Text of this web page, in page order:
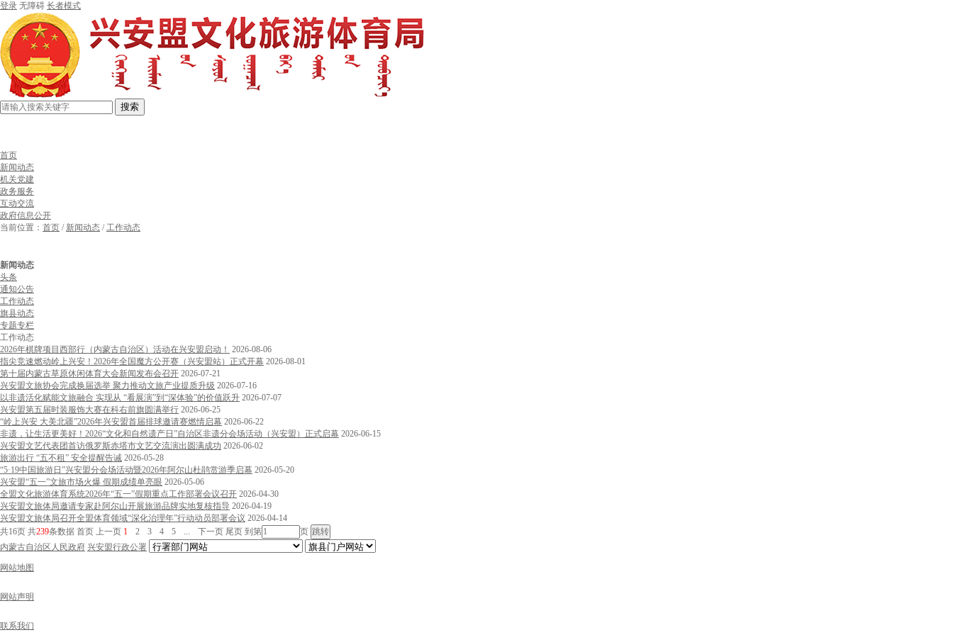
登录 无障碍 长者模式
搜索
首页
新闻动态
机关党建
政务服务
互动交流
政府信息公开
当前位置： 首页 / 新闻动态 /工作动态
新闻动态
头条
通知公告
工作动态
旗县动态
专题专栏
工作动态
2026年棋牌项目西部行（内蒙古自治区）活动在兴安盟启动！ 2026-08-06
指尖竞速燃动岭上兴安！2026年全国魔方公开赛（兴安盟站）正式开幕 2026-08-01
第十届内蒙古草原休闲体育大会新闻发布会召开 2026-07-21
兴安盟文旅协会完成换届选举 聚力推动文旅产业提质升级 2026-07-16
以非遗活化赋能文旅融合 实现从 “看展演”到“深体验”的价值跃升 2026-07-07
兴安盟第五届时装服饰大赛在科右前旗圆满举行 2026-06-25
“岭上兴安 大美北疆”2026年兴安盟首届排球邀请赛燃情启幕 2026-06-22
非遗，让生活更美好！2026“文化和自然遗产日”自治区非遗分会场活动（兴安盟）正式启幕 2026-06-15
兴安盟文艺代表团首访俄罗斯赤塔市文艺交流演出圆满成功 2026-06-02
旅游出行 “五不租” 安全提醒告诫 2026-05-28
“5·19中国旅游日”兴安盟分会场活动暨2026年阿尔山杜鹃赏游季启幕 2026-05-20
兴安盟“五一”文旅市场火爆 假期成绩单亮眼 2026-05-06
全盟文化旅游体育系统2026年“五一”假期重点工作部署会议召开 2026-04-30
兴安盟文旅体局邀请专家赴阿尔山开展旅游品牌实地复核指导 2026-04-19
兴安盟文旅体局召开全盟体育领域“深化治理年”行动动员部署会议 2026-04-14
共16页 共239条数据 首页 上一页 1 2 3 4 5 ... 下一页 尾页 到第
页
内蒙古自治区人民政府 兴安盟行政公署
网站地图
网站声明
联系我们